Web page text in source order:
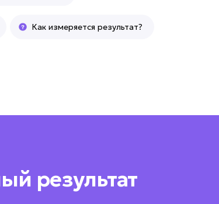
Как измеряется результат?
результат